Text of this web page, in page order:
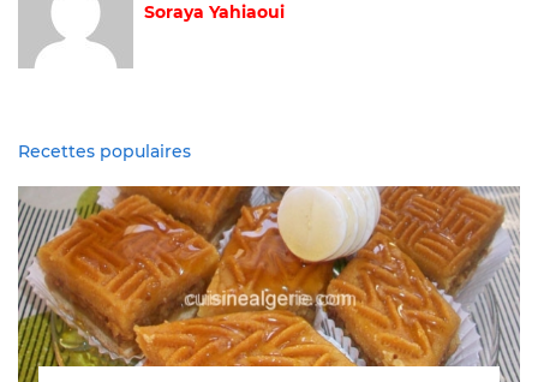
Soraya Yahiaoui
Recettes populaires